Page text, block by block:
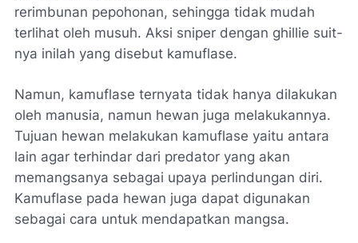
rerimbunan pepohonan, sehingga tidak mudah
terlihat oleh musuh. Aksi sniper dengan ghillie suit-
nya inilah yang disebut kamuflase.
Namun, kamuflase ternyata tidak hanya dilakukan
oleh manusia, namun hewan juga melakukannya.
Tujuan hewan melakukan kamuflase yaitu antara
lain agar terhindar dari predator yang akan
memangsanya sebagai upaya perlindungan diri.
Kamuflase pada hewan juga dapat digunakan
sebagai cara untuk mendapatkan mangsa.